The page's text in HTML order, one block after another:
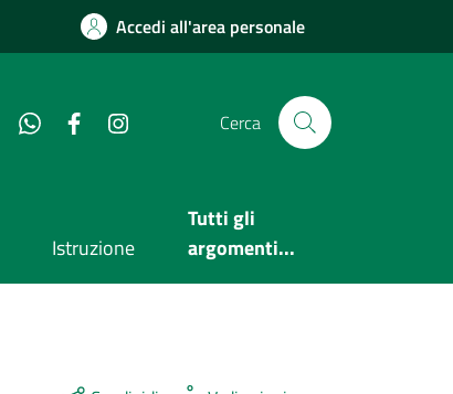
Accedi all'area personale
WhatsappFacebook Cerca
Istruzione
Tutti gli
argomenti...